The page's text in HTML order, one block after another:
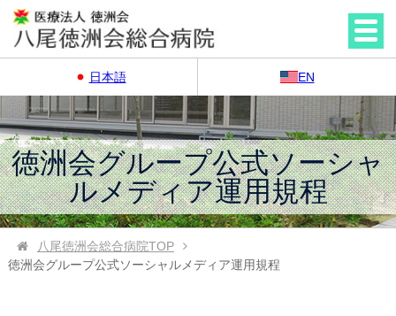
日本語 EN
徳洲会グループ公式ソーシャ
ルメディア運用規程
八尾徳洲会総合病院TOP
徳洲会グループ公式ソーシャルメディア運用規程